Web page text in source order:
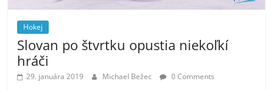
Hokej
Slovan po štvrtku opustia niekoľkí
hráči
29. januára 2019 Michael Bežec 0 Comments